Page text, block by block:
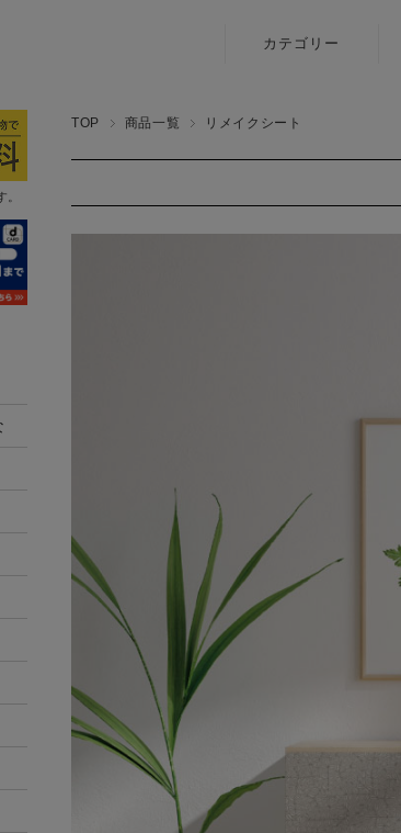
カテゴリー
リメイクシール
〈クリエイター
ズ〉
デザイン障子紙
〈Blanche〉
リメイクシート
TOP 商品一覧 リメイクシート